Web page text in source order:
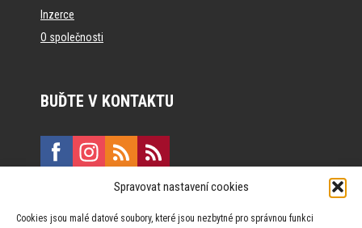
Spravovat nastavení cookies
Cookies jsou malé datové soubory, které jsou nezbytné pro správnou funkci
Inzerce
O společnosti
BUĎTE V KONTAKTU
Vinohradská 190, 130 00 Praha 3